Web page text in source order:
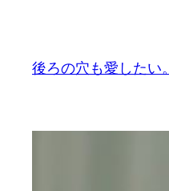
後ろの穴も愛したい。